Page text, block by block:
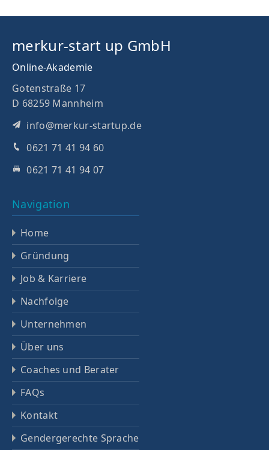
merkur-start up GmbH
Online-Akademie
Gotenstraße 17
D 68259 Mannheim
info@merkur-startup.de
0621 71 41 94 60
0621 71 41 94 07
Navigation
Home
Gründung
Job & Karriere
Nachfolge
Unternehmen
Über uns
Coaches und Berater
FAQs
Kontakt
Gendergerechte Sprache